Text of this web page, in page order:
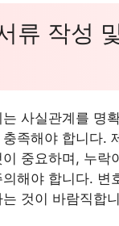
류 작성
사실관계를 명
족해야 합니다.
중요하며, 누락
해야 합니다. 변
것이 바람직합